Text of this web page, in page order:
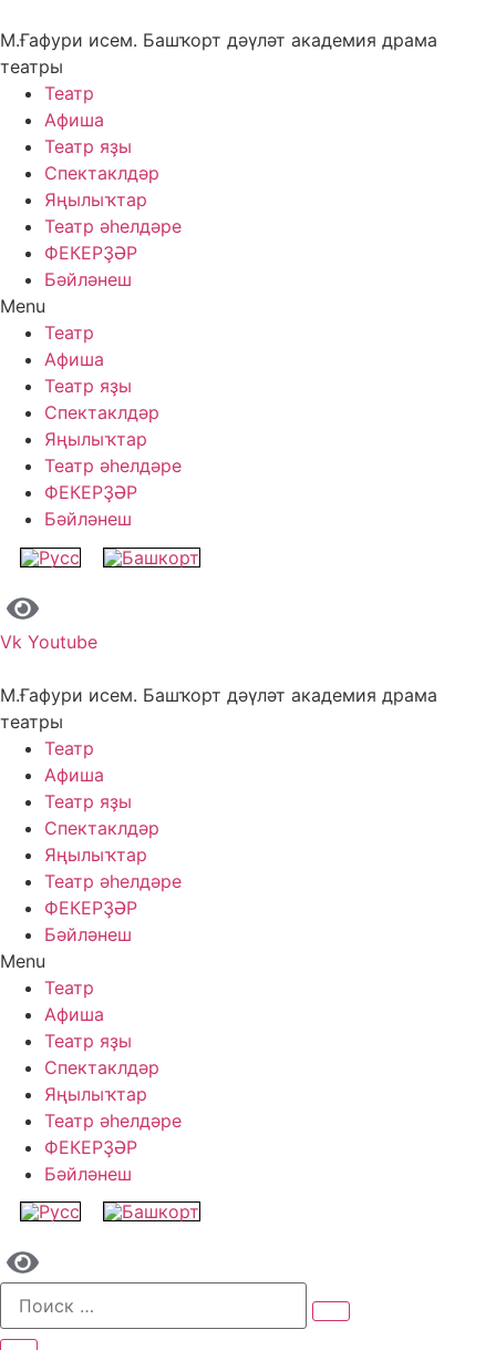
to
content
М.Ғафури исем. Башҡорт дәүләт академия драма
театры
Театр
Афиша
Театр яҙы
Спектаклдәр
Яңылыҡтар
Театр әһелдәре
ФЕКЕРҘӘР
Бәйләнеш
Menu
Театр
Афиша
Театр яҙы
Спектаклдәр
Яңылыҡтар
Театр әһелдәре
ФЕКЕРҘӘР
Бәйләнеш
Vk Youtube
М.Ғафури исем. Башҡорт дәүләт академия драма
театры
Театр
Афиша
Театр яҙы
Спектаклдәр
Яңылыҡтар
Театр әһелдәре
ФЕКЕРҘӘР
Бәйләнеш
Menu
Театр
Афиша
Театр яҙы
Спектаклдәр
Яңылыҡтар
Театр әһелдәре
ФЕКЕРҘӘР
Бәйләнеш